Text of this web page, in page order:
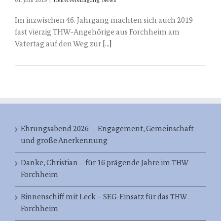
Im inzwischen 46. Jahrgang machten sich auch 2019
fast vierzig THW-Angehörige aus Forchheim am
Vatertag auf den Weg zur [...]
Ehrungsabend 2026 — Engagement, Gemeinschaft
und große Anerkennung
Danke, Christian – für 16 prägende Jahre im THW
Forchheim
Binnenschiff mit Leck – SEG-Einsatz für das THW
Forchheim